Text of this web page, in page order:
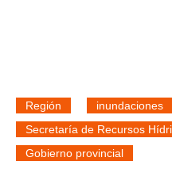
Región inundaciones
Secretaría de Recursos
Gobierno provincial